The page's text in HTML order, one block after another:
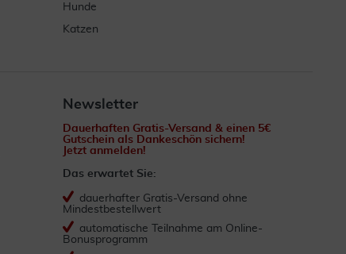
Hunde
Katzen
Newsletter
Dauerhaften Gratis-Versand & einen 5€
Gutschein als Dankeschön sichern!
Jetzt anmelden!
Das erwartet Sie:
dauerhafter Gratis-Versand ohne
Mindestbestellwert
automatische Teilnahme am Online-
Bonusprogramm